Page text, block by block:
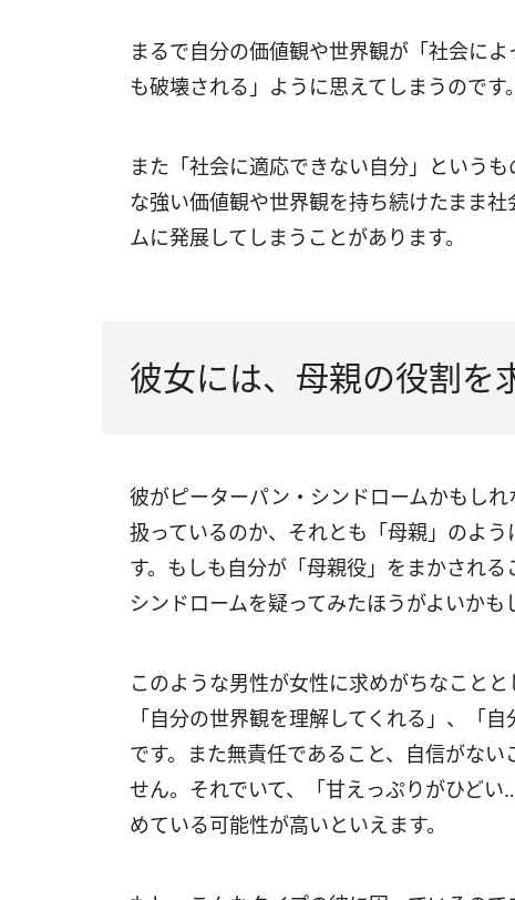
まるで自分の価値観や世界観が「社会に
も破壊される」ように思えてしまうのです。
また「社会に適応できない自分」という
な強い価値観や世界観を持ち続けたまま
ムに発展してしまうことがあります。
彼女には、母親の役割を
彼がピーターパン・シンドロームかもし
扱っているのか、それとも「母親」のよ
す。もしも自分が「母親役」をまかされ
シンドロームを疑ってみたほうがよいかも
このような男性が女性に求めがちなこと
「自分の世界観を理解してくれる」、「
です。また無責任であること、自信がな
せん。それでいて、「甘えっぷりがひど
めている可能性が高いといえます。